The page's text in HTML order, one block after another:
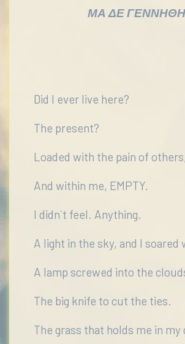
ΜΑ ΔΕ
Did I ever live here?
The present?
Loaded with the pain of
And within me, EMPTY.
I didn`t feel. Anything.
A light in the sky, and I soared
A lamp screwed into the
The big knife to cut the ties.
The grass that holds me in my